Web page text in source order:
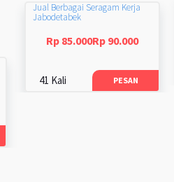
Jual Berbagai Seragam Kerja
Jabodetabek
Rp 85.000Rp 90.000
41 Kali PESAN